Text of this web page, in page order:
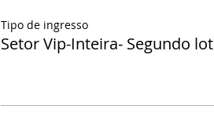
Tipo de ingresso
Setor Vip-Inteira- Segundo lot